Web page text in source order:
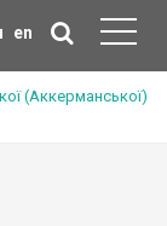
en
(Аккерманської)